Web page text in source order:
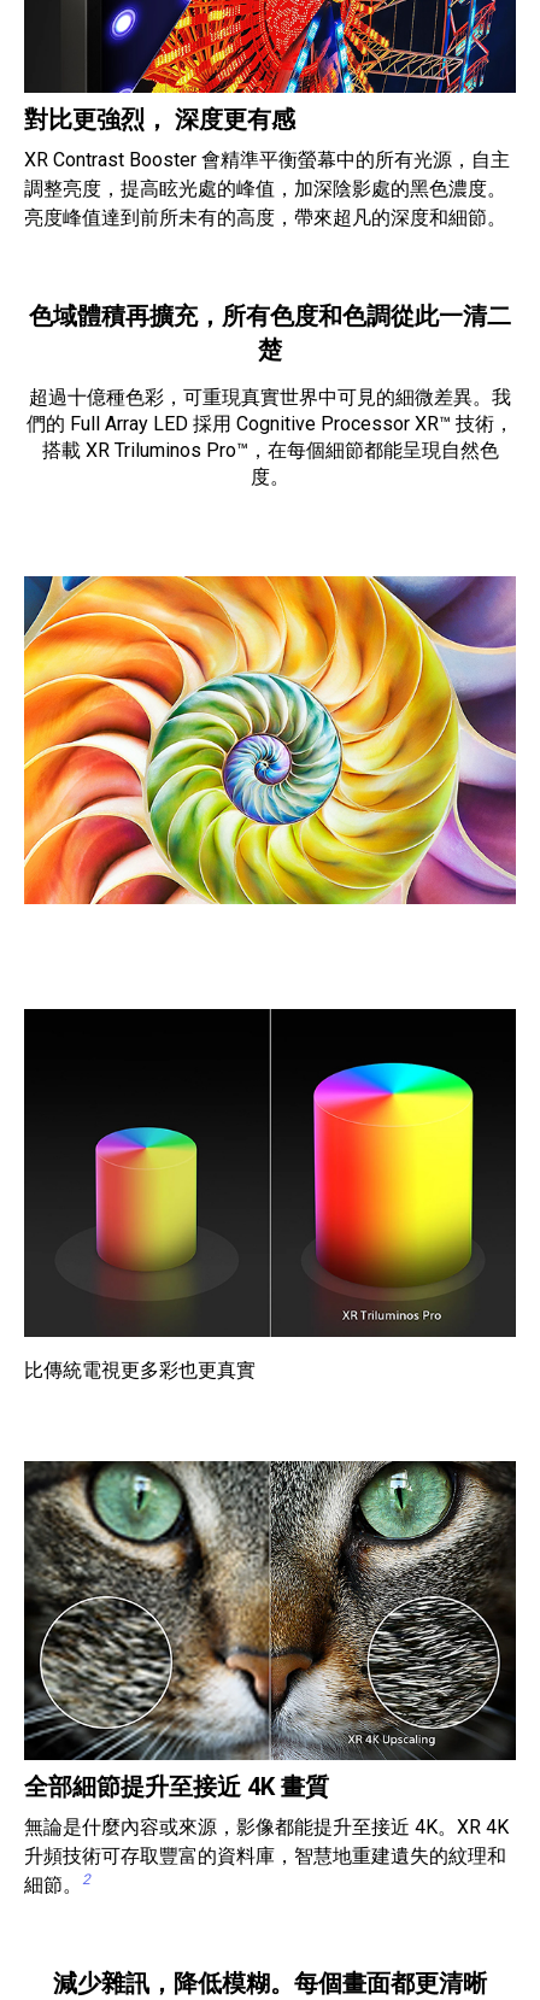
對比更強烈， 深度更有感
XR Contrast Booster 會精準平衡螢幕中的所有光源，自主
調整亮度，提高眩光處的峰值，加深陰影處的黑色濃度。
亮度峰值達到前所未有的高度，帶來超凡的深度和細節。
色域體積再擴充，所有色度和色調從此一清二
楚
超過十億種色彩，可重現真實世界中可見的細微差異。我
們的 Full Array LED 採用 Cognitive Processor XR™ 技術，
搭載 XR Triluminos Pro™，在每個細節都能呈現自然色
度。
比傳統電視更多彩也更真實
全部細節提升至接近 4K 畫質
無論是什麼內容或來源，影像都能提升至接近 4K。XR 4K
升頻技術可存取豐富的資料庫，智慧地重建遺失的紋理和
細節。
2
減少雜訊，降低模糊。每個畫面都更清晰